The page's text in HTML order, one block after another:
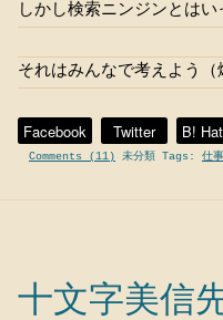
しかし検索ニンジンとはい
それはみんなで考えよう（
Facebook Twitter B!
Comments (11) 未分類 Tags: 仕事
十文字美信